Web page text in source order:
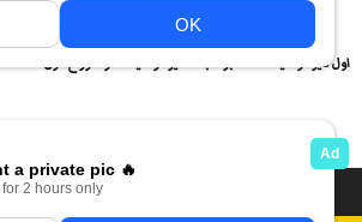
اول کیرشو میده ساک بزنه بعد کیرشو میکنه تو سوراخ کون...